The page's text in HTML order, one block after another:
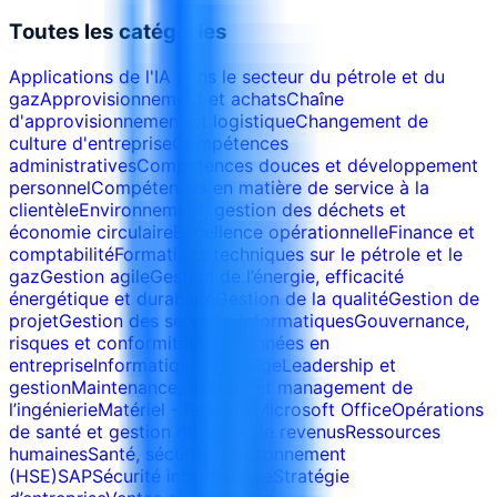
Toutes les catégories
Applications de l'IA dans le secteur du pétrole et du
gazApprovisionnement et achatsChaîne
d'approvisionnement et logistiqueChangement de
culture d'entrepriseCompétences
administrativesCompétences douces et développement
personnelCompétences en matière de service à la
clientèleEnvironnement, gestion des déchets et
économie circulaire Excellence opérationnelleFinance et
comptabilitéFormations techniques sur le pétrole et le
gazGestion agileGestion de l’énergie, efficacité
énergétique et durabilité
Gestion de la qualitéGestion de
projetGestion des services informatiquesGouvernance,
risques et conformité
IA et données en
entrepriseInformatique en nuageLeadership et
gestionMaintenance, fiabilité et management de
l’ingénierieMatériel - Réseaux Microsoft OfficeOpérations
de santé et gestion du cycle de revenusRessources
humainesSanté, sécurité, environnement
(HSE)SAPSécurité informatique
Stratégie